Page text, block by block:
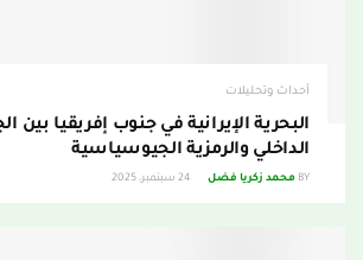
أحداث وتحليلات
البحرية الإيرانية في جنوب إفريقيا
الداخلي والرمزية الجيوسياسية
BY محمد زكريا فضل